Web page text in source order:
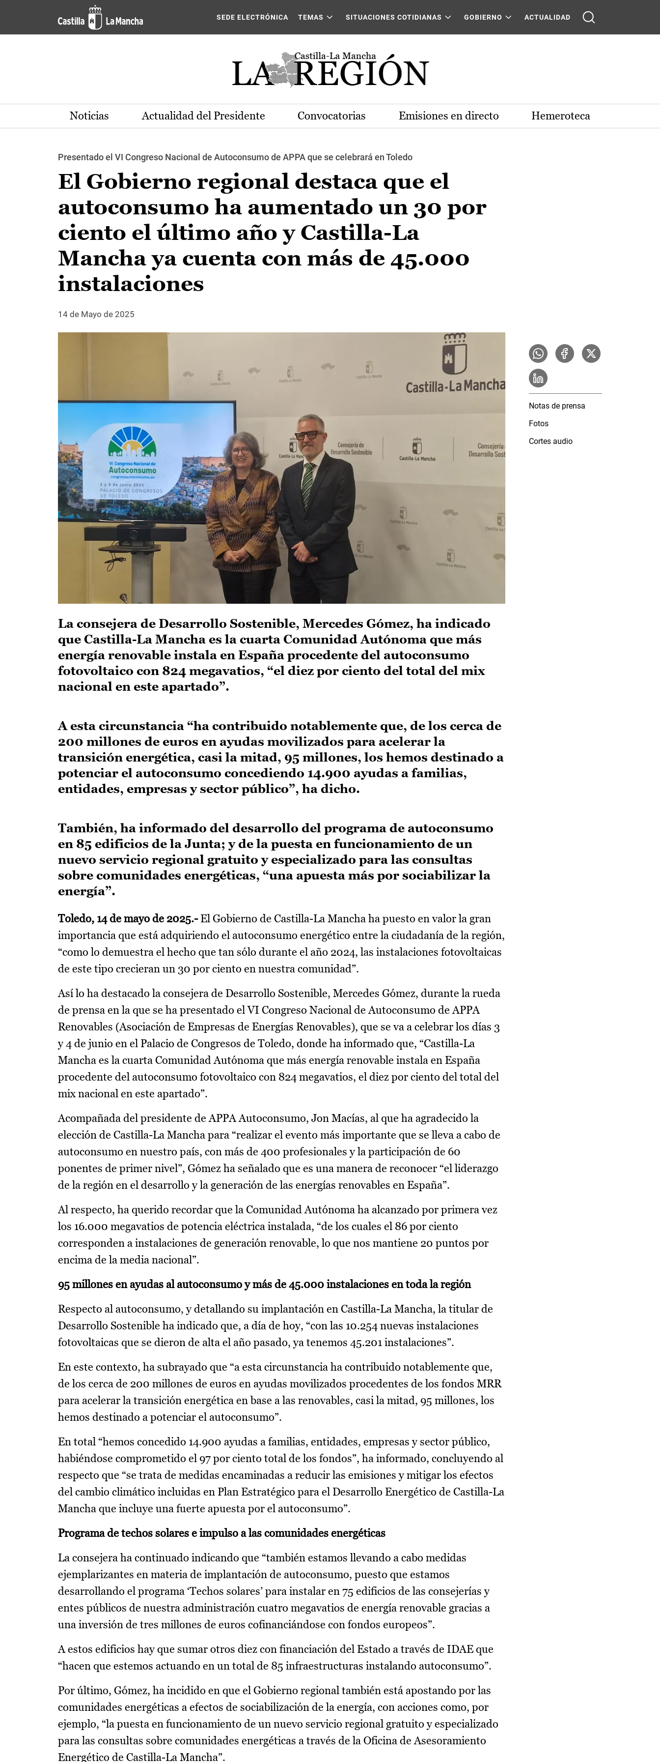
Pasar al contenido principal
SEDE ELECTRÓNICA TEMAS SITUACIONES COTIDIANAS GOBIERNO ACTUALIDAD
Noticias Actualidad del Presidente Convocatorias Emisiones en directo Hemeroteca
Presentado el VI Congreso Nacional de Autoconsumo de APPA que se celebrará en Toledo
El Gobierno regional destaca que el
autoconsumo ha aumentado un 30 por
ciento el último año y Castilla-La
Mancha ya cuenta con más de 45.000
instalaciones
14 de Mayo de 2025
La consejera de Desarrollo Sostenible, Mercedes Gómez, ha indicado
que Castilla-La Mancha es la cuarta Comunidad Autónoma que más
energía renovable instala en España procedente del autoconsumo
fotovoltaico con 824 megavatios, “el diez por ciento del total del mix
nacional en este apartado”.
A esta circunstancia “ha contribuido notablemente que, de los cerca de
200 millones de euros en ayudas movilizados para acelerar la
transición energética, casi la mitad, 95 millones, los hemos destinado a
potenciar el autoconsumo concediendo 14.900 ayudas a familias,
entidades, empresas y sector público”, ha dicho.
También, ha informado del desarrollo del programa de autoconsumo
en 85 edificios de la Junta; y de la puesta en funcionamiento de un
nuevo servicio regional gratuito y especializado para las consultas
sobre comunidades energéticas, “una apuesta más por sociabilizar la
energía”.
Toledo, 14 de mayo de 2025.-El Gobierno de Castilla-La Mancha ha puesto en valor la gran
importancia que está adquiriendo el autoconsumo energético entre la ciudadanía de la región,
“como lo demuestra el hecho que tan sólo durante el año 2024, las instalaciones fotovoltaicas
de este tipo crecieran un 30 por ciento en nuestra comunidad”.
Así lo ha destacado la consejera de Desarrollo Sostenible, Mercedes Gómez, durante la rueda
de prensa en la que se ha presentado el VI Congreso Nacional de Autoconsumo de APPA
Renovables (Asociación de Empresas de Energías Renovables), que se va a celebrar los días 3
y 4 de junio en el Palacio de Congresos de Toledo, donde ha informado que, “Castilla-La
Mancha es la cuarta Comunidad Autónoma que más energía renovable instala en España
procedente del autoconsumo fotovoltaico con 824 megavatios, el diez por ciento del total del
mix nacional en este apartado”.
Acompañada del presidente de APPA Autoconsumo, Jon Macías, al que ha agradecido la
elección de Castilla-La Mancha para “realizar el evento más importante que se lleva a cabo de
autoconsumo en nuestro país, con más de 400 profesionales y la participación de 60
ponentes de primer nivel”, Gómez ha señalado que es una manera de reconocer “el liderazgo
de la región en el desarrollo y la generación de las energías renovables en España”.
Al respecto, ha querido recordar que la Comunidad Autónoma ha alcanzado por primera vez
los 16.000 megavatios de potencia eléctrica instalada, “de los cuales el 86 por ciento
corresponden a instalaciones de generación renovable, lo que nos mantiene 20 puntos por
encima de la media nacional”.
95 millones en ayudas al autoconsumo y más de 45.000 instalaciones en toda la región
Respecto al autoconsumo, y detallando su implantación en Castilla-La Mancha, la titular de
Desarrollo Sostenible ha indicado que, a día de hoy, “con las 10.254 nuevas instalaciones
fotovoltaicas que se dieron de alta el año pasado, ya tenemos 45.201 instalaciones”.
En este contexto, ha subrayado que “a esta circunstancia ha contribuido notablemente que,
de los cerca de 200 millones de euros en ayudas movilizados procedentes de los fondos MRR
para acelerar la transición energética en base a las renovables, casi la mitad, 95 millones, los
hemos destinado a potenciar el autoconsumo”.
En total “hemos concedido 14.900 ayudas a familias, entidades, empresas y sector público,
habiéndose comprometido el 97 por ciento total de los fondos”, ha informado, concluyendo al
respecto que “se trata de medidas encaminadas a reducir las emisiones y mitigar los efectos
del cambio climático incluidas en Plan Estratégico para el Desarrollo Energético de Castilla-La
Mancha que incluye una fuerte apuesta por el autoconsumo”.
Programa de techos solares e impulso a las comunidades energéticas
La consejera ha continuado indicando que “también estamos llevando a cabo medidas
ejemplarizantes en materia de implantación de autoconsumo, puesto que estamos
desarrollando el programa ‘Techos solares’ para instalar en 75 edificios de las consejerías y
entes públicos de nuestra administración cuatro megavatios de energía renovable gracias a
una inversión de tres millones de euros cofinanciándose con fondos europeos”.
A estos edificios hay que sumar otros diez con financiación del Estado a través de IDAE que
“hacen que estemos actuando en un total de 85 infraestructuras instalando autoconsumo”.
Por último, Gómez, ha incidido en que el Gobierno regional también está apostando por las
comunidades energéticas a efectos de sociabilización de la energía, con acciones como, por
ejemplo, “la puesta en funcionamiento de un nuevo servicio regional gratuito y especializado
para las consultas sobre comunidades energéticas a través de la Oficina de Asesoramiento
Energético de Castilla-La Mancha”.
Notas de prensa
Fotos
Cortes audio